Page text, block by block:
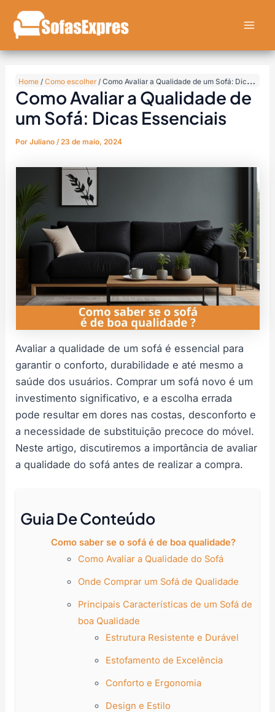
para
conteúdo
Home /Como escolher /Como Avaliar a Qualidade de um Sofá: Dicas Essenciais
Como Avaliar a Qualidade de
um Sofá: Dicas Essenciais
PorJuliano /23 de maio, 2024
Avaliar a qualidade de um sofá é essencial para
garantir o conforto, durabilidade e até mesmo a
saúde dos usuários. Comprar um sofá novo é um
investimento significativo, e a escolha errada
pode resultar em dores nas costas, desconforto e
a necessidade de substituição precoce do móvel.
Neste artigo, discutiremos a importância de avaliar
a qualidade do sofá antes de realizar a compra.
Guia De Conteúdo
Como saber se o sofá é de boa qualidade?
Como Avaliar a Qualidade do Sofá
Onde Comprar um Sofá de Qualidade
Principais Características de um Sofá de
boa Qualidade
Estrutura Resistente e Durável
Estofamento de Excelência
Conforto e Ergonomia
Design e Estilo
Post
navigation